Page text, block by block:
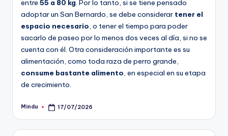
entre 55 a 80 kg. Por lo tanto, si se tiene pensado
adoptar un San Bernardo, se debe considerar tener el
espacio necesario, o tener el tiempo para poder
sacarlo de paseo por lo menos dos veces al día, si no se
cuenta con él. Otra consideración importante es su
alimentación, como toda raza de perro grande,
consume bastante alimento, en especial en su etapa
de crecimiento.
Publicado
Mindu 17/07/2026